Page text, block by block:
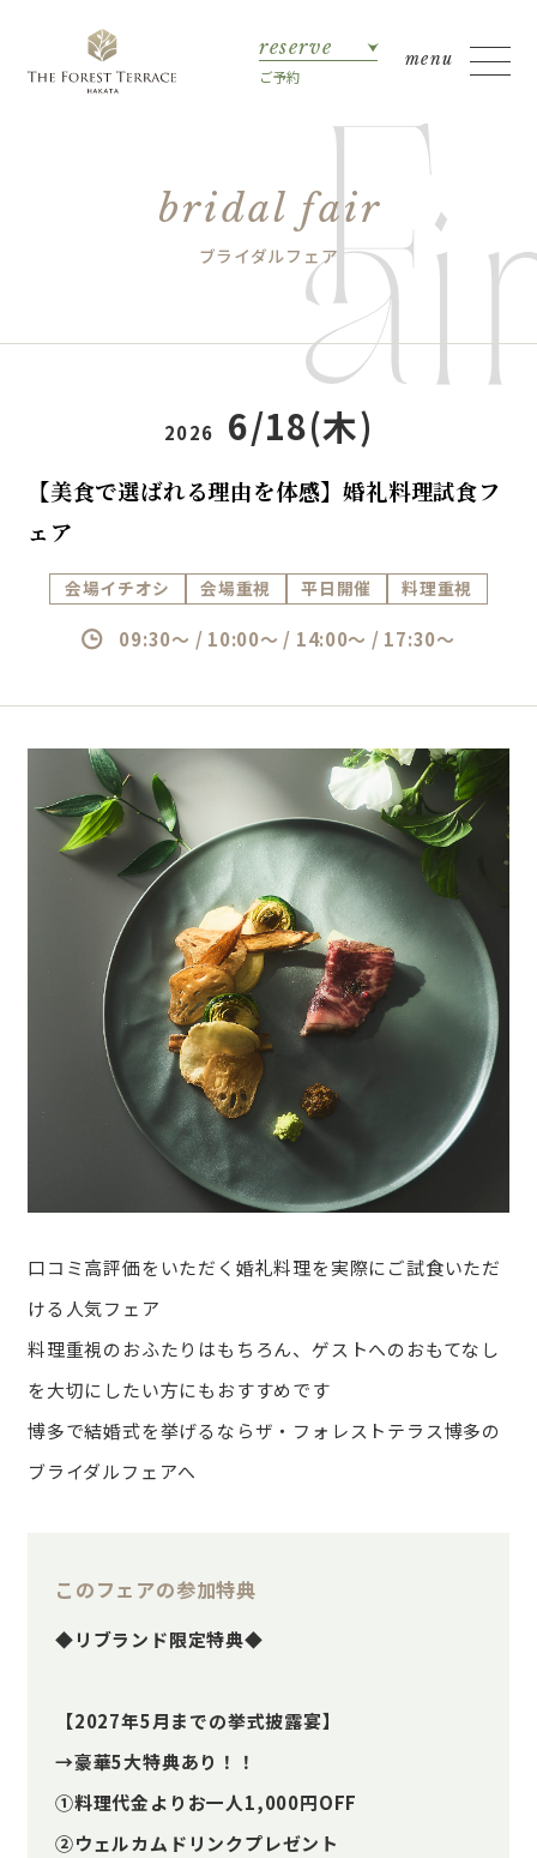
reserve
ご予約
bridal fair
ブライダルフェア
2026 6/18(木)
【美食で選ばれる理由を体感】婚礼料理試食フ
ェア
会場イチオシ 会場重視 平日開催 料理重視
09:30～ / 10:00～ / 14:00～ / 17:30～
口コミ高評価をいただく婚礼料理を実際にご試食いただ
ける人気フェア
料理重視のおふたりはもちろん、ゲストへのおもてなし
を大切にしたい方にもおすすめです
博多で結婚式を挙げるならザ・フォレストテラス博多の
ブライダルフェアへ
このフェアの参加特典
◆リブランド限定特典◆
【2027年5月までの挙式披露宴】
→豪華5大特典あり！！
①料理代金よりお一人1,000円OFF
②ウェルカムドリンクプレゼント